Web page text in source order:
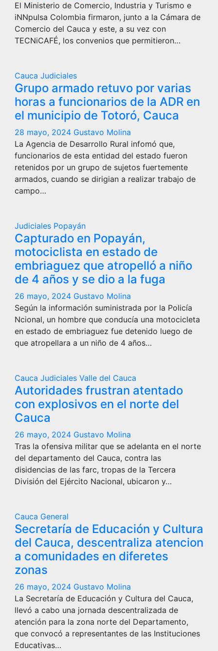
El Ministerio de Comercio, Industria y Turismo e
iNNpulsa Colombia firmaron, junto a la Cámara de
Comercio del Cauca y este, a su vez con
TECNiCAFÉ, los convenios que permitieron…
Cauca Judiciales
Grupo armado retuvo por varias
horas a funcionarios de la ADR en
el municipio de Totoró, Cauca
28 mayo, 2024 Gustavo Molina
La Agencia de Desarrollo Rural infomó que,
funcionarios de esta entidad del estado fueron
retenidos por un grupo de sujetos fuertemente
armados, cuando se dirigian a realizar trabajo de
campo…
Judiciales Popayán
Capturado en Popayán,
motociclista en estado de
embriaguez que atropelló a niño
de 4 años y se dio a la fuga
26 mayo, 2024 Gustavo Molina
Según la información suministrada por la Policía
Ncional, un hombre que conducía una motocicleta
en estado de embriaguez fue detenido luego de
que atropellara a un niño de 4 años…
Cauca Judiciales Valle del Cauca
Autoridades frustran atentado
con explosivos en el norte del
Cauca
26 mayo, 2024 Gustavo Molina
Tras la ofensiva militar que se adelanta en el norte
del departamento del Cauca, contra las
disidencias de las farc, tropas de la Tercera
División del Ejército Nacional, ubicaron y…
Cauca General
Secretaría de Educación y Cultura
del Cauca, descentraliza atencion
a comunidades en diferetes
zonas
26 mayo, 2024 Gustavo Molina
La Secretaría de Educación y Cultura del Cauca,
llevó a cabo una jornada descentralizada de
atención para la zona norte del Departamento,
que convocó a representantes de las Instituciones
Educativas…